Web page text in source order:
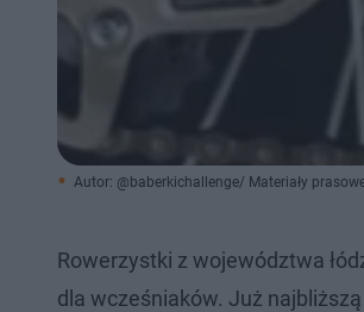
Autor: @baberkichallenge/ Materiały
Rowerzystki z województwa
dla wcześniaków. Już